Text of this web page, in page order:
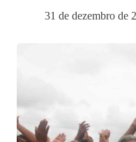
31 de dezembro de